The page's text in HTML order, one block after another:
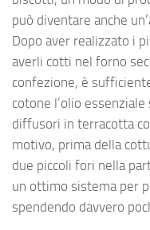
può diventare anche
Dopo aver realizzato i
averli cotti nel forno
confezione, è
cotone l’olio
diffusori in terracotta
motivo, prima della
due piccoli fori nella
un ottimo sistema per
spendendo davvero